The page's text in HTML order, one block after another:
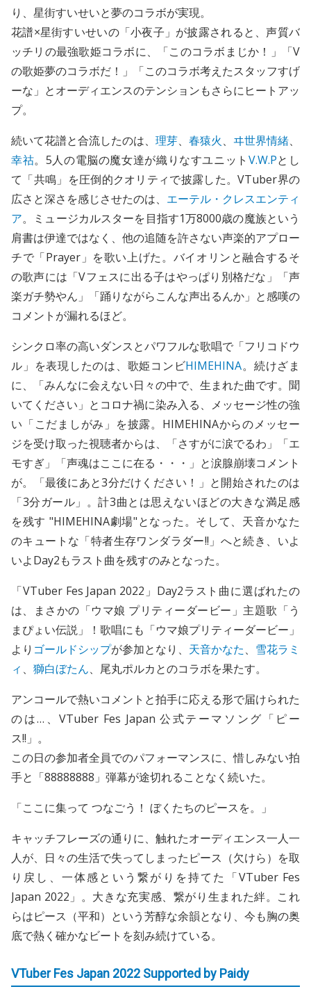
り、星街すいせいと夢のコラボが実現。
花譜×星街すいせいの「小夜子」が披露されると、声質バ
ッチリの最強歌姫コラボに、「このコラボまじか！」「V
の歌姫夢のコラボだ！」「このコラボ考えたスタッフすげ
ーな」とオーディエンスのテンションもさらにヒートアッ
プ。
続いて花譜と合流したのは、 理芽、 春猿火、 ヰ世界情緒、
幸祜。5人の電脳の魔女達が織りなすユニット V.W.Pとし
て「共鳴」を圧倒的クオリティで披露した。VTuber界の
広さと深さを感じさせたのは、 エーテル・クレスエンティ
ア。ミュージカルスターを目指す1万8000歳の魔族という
肩書は伊達ではなく、他の追随を許さない声楽的アプロー
チで「Prayer」を歌い上げた。バイオリンと融合するそ
の歌声には「Vフェスに出る子はやっぱり別格だな」「声
楽ガチ勢やん」「踊りながらこんな声出るんか」と感嘆の
コメントが漏れるほど。
シンクロ率の高いダンスとパワフルな歌唱で「フリコドウ
ル」を表現したのは、歌姫コンビHIMEHINA。続けざま
に、「みんなに会えない日々の中で、生まれた曲です。聞
いてください」とコロナ禍に染み入る、メッセージ性の強
い「こだましがみ」を披露。HIMEHINAからのメッセー
ジを受け取った視聴者からは、「さすがに涙でるわ」「エ
モすぎ」「声魂はここに在る・・・」と涙腺崩壊コメント
が。「最後にあと3分だけください！」と開始されたのは
「3分ガール」。計3曲とは思えないほどの大きな満足感
を残す "HIMEHINA劇場"となった。そして、天音かなた
のキュートな「特者生存ワンダラダー!!」へと続き、いよ
いよDay2もラスト曲を残すのみとなった。
「VTuber Fes Japan 2022」Day2ラスト曲に選ばれたの
は、まさかの「ウマ娘 プリティーダービー」主題歌「う
まぴょい伝説」！歌唱にも「ウマ娘プリティーダービー」
より ゴールドシップが参加となり、 天音かなた、 雪花ラミ
ィ 、 獅白ぼたん、尾丸ポルカとのコラボを果たす。
アンコールで熱いコメントと拍手に応える形で届けられた
のは…、VTuber Fes Japan 公式テーマソング「ピー
ス!!」。
この日の参加者全員でのパフォーマンスに、惜しみない拍
手と「88888888」弾幕が途切れることなく続いた。
「ここに集って つなごう！ ぼくたちのピースを。」
キャッチフレーズの通りに、触れたオーディエンス一人一
人が、日々の生活で失ってしまったピース（欠けら）を取
り戻し、一体感という繋がりを持てた「VTuber Fes
Japan 2022」。大きな充実感、繋がり生まれた絆。これ
らはピース（平和）という芳醇な余韻となり、今も胸の奥
底で熱く確かなビートを刻み続けている。
VTuber Fes Japan 2022 Supported by Paidy